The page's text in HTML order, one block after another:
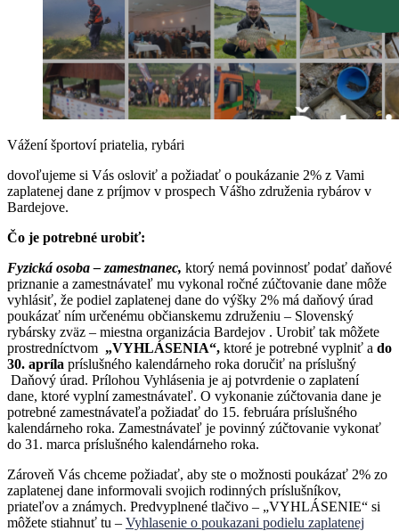
Vážení športoví priatelia, rybári
dovoľujeme si Vás osloviť a požiadať o poukázanie 2% z Vami
zaplatenej dane z príjmov v prospech Vášho združenia rybárov v
Bardejove.
Čo je potrebné urobiť:
Fyzická osoba – zamestnanec, ktorý nemá povinnosť podať daňové
priznanie a zamestnávateľ mu vykonal ročné zúčtovanie dane môže
vyhlásiť, že podiel zaplatenej dane do výšky 2% má daňový úrad
poukázať ním určenému občianskemu združeniu – Slovenský
rybársky zväz – miestna organizácia Bardejov . Urobiť tak môžete
prostredníctvom „VYHLÁSENIA“, ktoré je potrebné vyplniť a do
30. apríla príslušného kalendárneho roka doručiť na príslušný
Daňový úrad. Prílohou Vyhlásenia je aj potvrdenie o zaplatení
dane, ktoré vyplní zamestnávateľ. O vykonanie zúčtovania dane je
potrebné zamestnávateľa požiadať do 15. februára príslušného
kalendárneho roka. Zamestnávateľ je povinný zúčtovanie vykonať
do 31. marca príslušného kalendárneho roka.
Zároveň Vás chceme požiadať, aby ste o možnosti poukázať 2% zo
zaplatenej dane informovali svojich rodinných príslušníkov,
priateľov a známych. Predvyplnené tlačivo – „VYHLÁSENIE“ si
môžete stiahnuť tu – Vyhlasenie o poukazani podielu zaplatenej